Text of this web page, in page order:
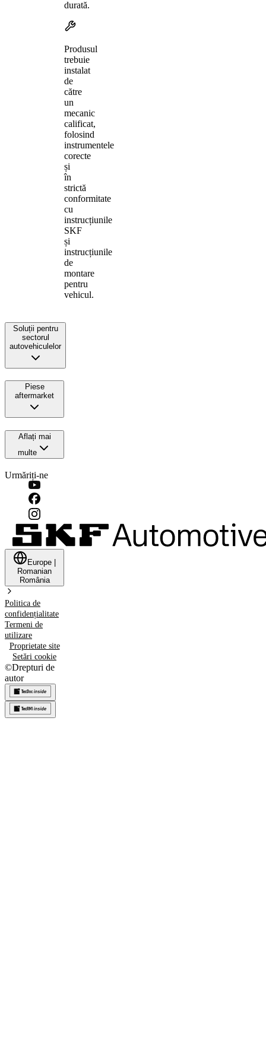
durată.
Produsul
trebuie
instalat
de
către
un
mecanic
calificat,
folosind
instrumentele
corecte
și
în
strictă
conformitate
cu
instrucțiunile
SKF
și
instrucțiunile
de
montare
pentru
vehicul.
Soluții pentru
sectorul
autovehiculelor
Piese
aftermarket
Aflați mai
multe
Urmăriți-ne
Europe
Romanian
România
Politica de
confidențialitate
Termeni de
utilizare
Proprietate site
Setări cookie
©Drepturi de
autor